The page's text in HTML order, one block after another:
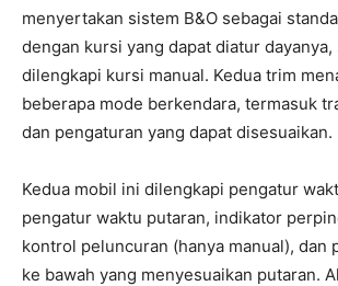
menyertakan sistem B&O sebagai
dengan kursi yang dapat diatur dayanya,
dilengkapi kursi manual. Kedua trim
beberapa mode berkendara, termasuk
dan pengaturan yang dapat disesuaikan.
Kedua mobil ini dilengkapi pengatur
pengatur waktu putaran, indikator
kontrol peluncuran (hanya manual), dan
ke bawah yang menyesuaikan putaran.